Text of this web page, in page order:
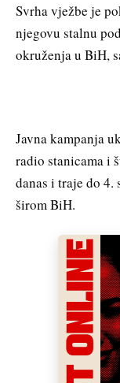
Svrha vježbe je
njegovu stalnu
okruženja u BiH,
Javna kampanja
radio stanicama i
danas i traje do
širom BiH.